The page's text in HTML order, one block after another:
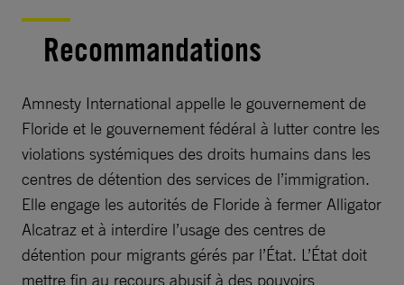
Recommandations
Amnesty International appelle le gouvernement de
Floride et le gouvernement fédéral à lutter contre les
violations systémiques des droits humains dans les
centres de détention des services de l’immigration.
Elle engage les autorités de Floride à fermer Alligator
Alcatraz et à interdire l’usage des centres de
détention pour migrants gérés par l’État. L’État doit
mettre fin au recours abusif à des pouvoirs